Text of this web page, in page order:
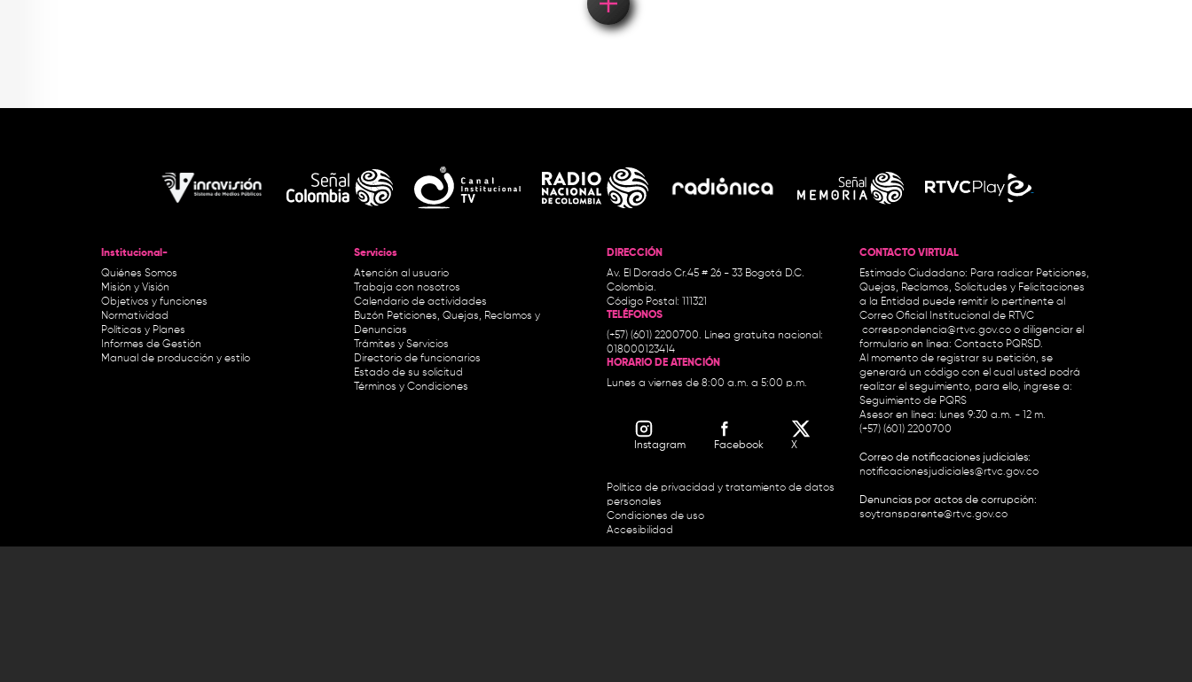
Institucional-
Quiénes Somos
Misión y Visión
Objetivos y funciones
Normatividad
Políticas y Planes
Informes de Gestión
Manual de producción y estilo
Servicios
Atención al usuario
Trabaja con nosotros
Calendario de actividades
Buzón Peticiones, Quejas, Reclamos y
Denuncias
Trámites y Servicios
Directorio de funcionarios
Estado de su solicitud
Términos y Condiciones
DIRECCIÓN
Av. El Dorado Cr.45 # 26 - 33 Bogotá D.C.
Colombia.
Código Postal: 111321
TELÉFONOS
(+57) (601) 2200700. Línea gratuita nacional:
018000123414
HORARIO DE ATENCIÓN
Lunes a viernes de 8:00 a.m. a 5:00 p.m.
Instagram Facebook X
Política de privacidad y tratamiento de datos
personales
Condiciones de uso
Accesibilidad
CONTACTO VIRTUAL
Estimado Ciudadano: Para radicar Peticiones,
Quejas, Reclamos, Solicitudes y Felicitaciones
a la Entidad puede remitir lo pertinente al
Correo Oficial Institucional de RTVC
correspondencia@rtvc.gov.co o diligenciar el
formulario en línea: Contacto PQRSD.
Al momento de registrar su petición, se
generará un código con el cual usted podrá
realizar el seguimiento, para ello, ingrese a:
Seguimiento de PQRS
Asesor en línea: lunes 9:30 a.m. - 12 m.
(+57) (601) 2200700
Correo de notificaciones judiciales:
notificacionesjudiciales@rtvc.gov.co
Denuncias por actos de corrupción:
soytransparente@rtvc.gov.co